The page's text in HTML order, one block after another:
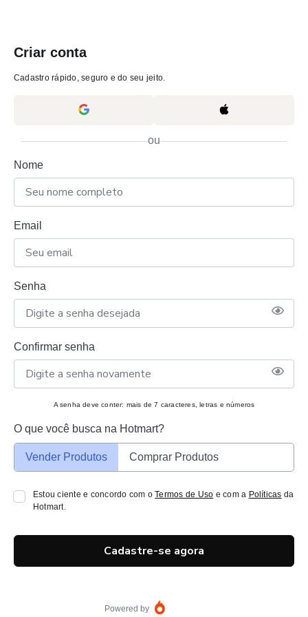
Criar conta
Cadastro rápido, seguro e do seu jeito.
ou
Nome
Email
Senha
Confirmar senha
A senha deve conter: mais de 7 caracteres, letras e números
O que você busca na Hotmart?
Vender Produtos Comprar Produtos
Estou ciente e concordo com oTermos de Uso e com a Políticas da
Hotmart.
Cadastre-se agora
Powered by